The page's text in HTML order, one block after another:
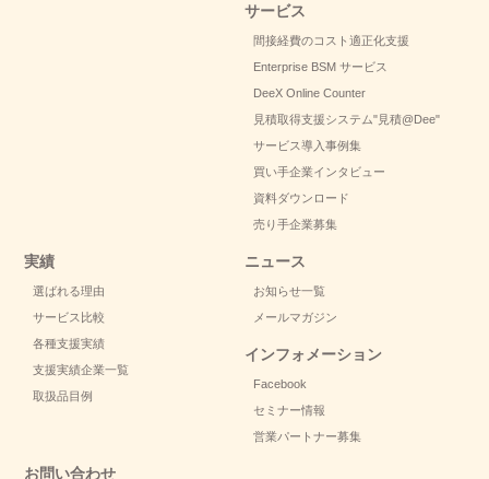
サービス
間接経費のコスト適正化支援
Enterprise BSM サービス
DeeX Online Counter
見積取得支援システム"見積@Dee"
サービス導入事例集
買い手企業インタビュー
資料ダウンロード
売り手企業募集
実績
選ばれる理由
サービス比較
各種支援実績
支援実績企業一覧
取扱品目例
ニュース
お知らせ一覧
メールマガジン
インフォメーション
Facebook
セミナー情報
営業パートナー募集
お問い合わせ